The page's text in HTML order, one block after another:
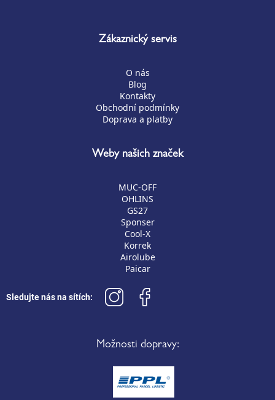
Zákaznický servis
O nás
Blog
Kontakty
Obchodní podmínky
Doprava a platby
Weby našich značek
MUC-OFF
OHLINS
GS27
Sponser
Cool-X
Korrek
Airolube
Paicar
Sledujte nás na sítích:
Možnosti dopravy: